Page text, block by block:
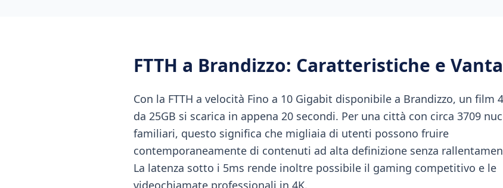
FTTH a Brandizzo: Caratteristiche e
Con la FTTH a velocità Fino a 10 Gigabit disponibile a Brandizzo, un film
da 25GB si scarica in appena 20 secondi. Per una città con circa 3709
familiari, questo significa che migliaia di utenti possono fruire
contemporaneamente di contenuti ad alta definizione senza
La latenza sotto i 5ms rende inoltre possibile il gaming competitivo e le
videochiamate professionali in 4K.